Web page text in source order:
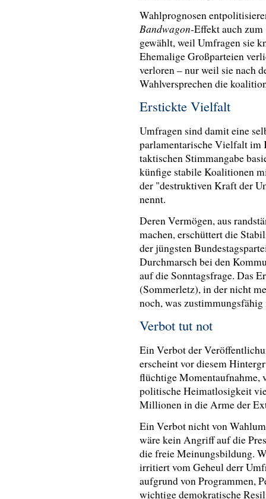
Wahlprognosen
Bandwagon-Effekt auch
gewählt, weil Umfragen sie
Ehemalige Großparteien
verloren – nur weil sie nach
Wahlversprechen die
Erstickte Vielfalt
Umfragen sind damit eine
parlamentarische Vielfalt
taktischen Stimmangabe
künfige stabile Koalitionen
der "destruktiven Kraft der
nennt.
Deren Vermögen, aus
machen, erschüttert die
der jüngsten
Durchmarsch bei den
auf die Sonntagsfrage. Das
(Sommerletz), in der nicht
noch, was zustimmungsfähig
Verbot tut not
Ein Verbot der
erscheint vor diesem
flüchtige Momentaufnahme,
politische Heimatlosigkeit
Millionen in die Arme der
Ein Verbot nicht von
wäre kein Angriff auf die
die freie Meinungsbildung.
irritiert vom Geheul derr
aufgrund von Programmen,
wichtige demokratische